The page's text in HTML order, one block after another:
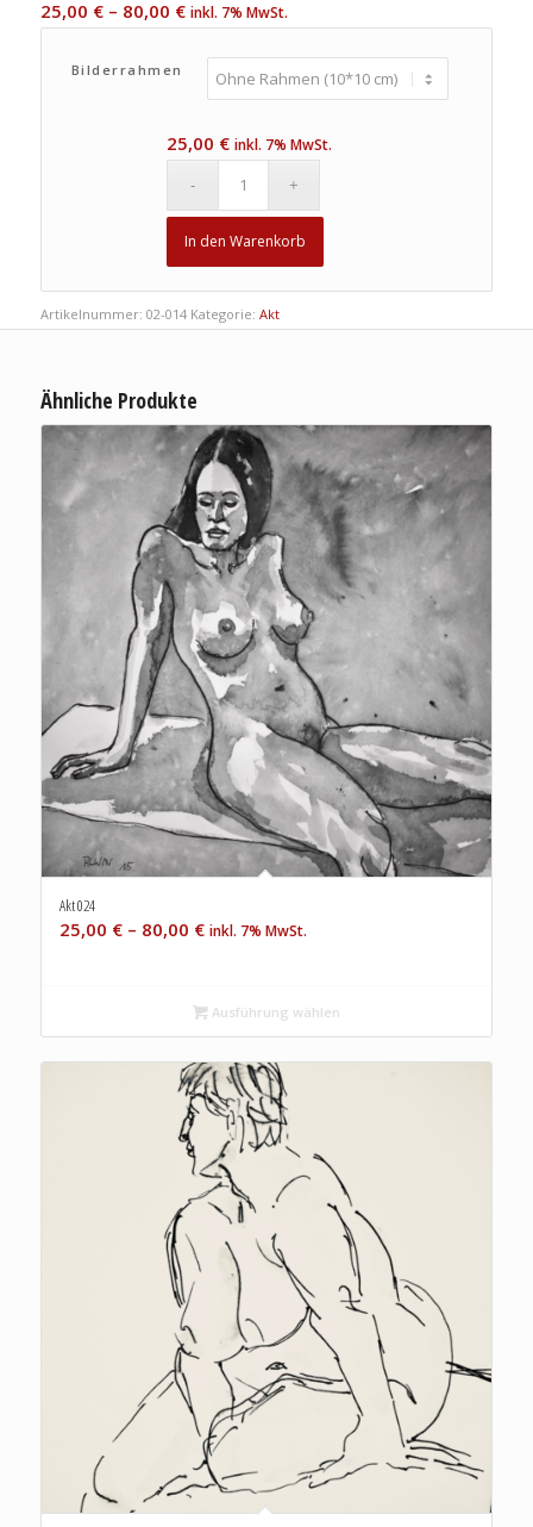
25,00 €– 80,00 € inkl. 7% MwSt.
Bilderrahmen
25,00 € inkl. 7% MwSt.
In den Warenkorb
Artikelnummer: 02-014 Kategorie: Akt
Ähnliche Produkte
Akt 024
25,00 €– 80,00 € inkl. 7% MwSt.
Ausführung wählen